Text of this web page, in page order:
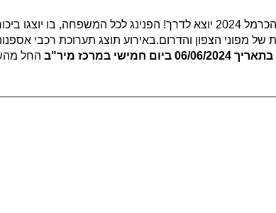
חיכינו חיכינו והנה זה קורה – יריד שבועות במרכז מיר"ב חוף הכרמל 2024 יוצא
בתאריך 06/06/2024 ביום חמישי במרכז מיר"ב